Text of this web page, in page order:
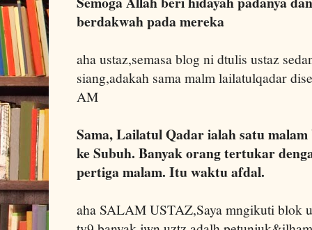
berdakwah pada mereka
aha ustaz,semasa blog ni dtulis ustaz
siang,adakah sama malm lailatulqadar
AM
Sama, Lailatul Qadar ialah satu
ke Subuh. Banyak orang tertukar
pertiga malam. Itu waktu afdal.
aha SALAM USTAZ,Saya mngikuti blok